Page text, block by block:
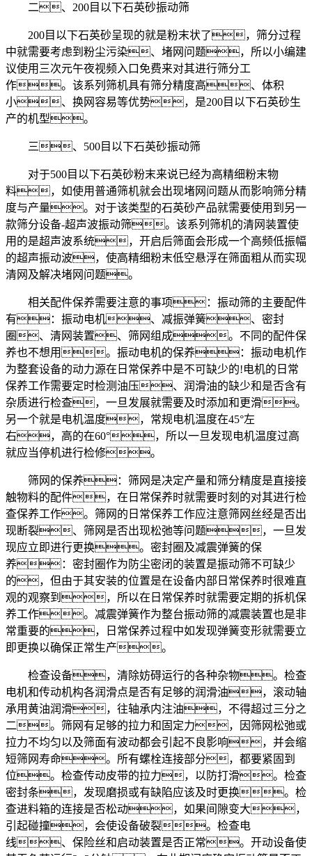
二、200目以下石英砂振动筛
200目以下石英砂呈现的就是粉末状了，筛分过程
中就需要考虑到粉尘污染、堵网问题，所以小编建
议使用三次元午夜视频入口免费来对其进行筛分工
作。该系列筛机具有筛分精度高、体积
小、换网容易等优势，是200目以下石英砂生
产的机型。
三、500目以下石英砂振动筛
对于500目以下石英砂粉末来说已经为高精细粉末物
料，如使用普通筛机就会出现堵网问题从而影响筛分精
度与产量。对于该类型的石英砂产品就需要使用到另一
款筛分设备-超声波振动筛。该系列筛机的清网装置使
用的是超声波系统，开启后筛面会形成一个高频低振幅
的超声振动波，使高精细粉末低空悬浮在筛面粗从而实现
清网及解决堵网问题。
相关配件保养需要注意的事项：振动筛的主要配件
有：振动电机、减振弹簧、密封
圈、清网装置、筛网组成。不同的配件保
养也不想用。振动电机的保养：振动电机作
为整套设备的动力源在日常保养中是不可缺少的!电机的日常
保养工作需要定时检测油压、润滑油的缺少和是否含有
杂质进行检查，一旦发展就需要及时添加和更滑。
另一个就是电机温度，常规电机温度在45°左
右，高的在60°，所以一旦发现电机温度过高
就应当停机进行检修。
筛网的保养：筛网是决定产量和筛分精度是直接接
触物料的配件，在日常保养时就需要时刻的对其进行检
查保养工作。筛网的日常保养工作应注意筛网丝经是否出
现断裂、筛网是否出现松弛等问题，一旦发
现应立即进行更换。密封圈及减震弹簧的保
养：密封圈作为防尘密闭的装置是振动筛不可缺少
的，但由于其安装的位置是在设备内部日常保养时很难直
观的观察到，所以在日常保养时就需要定期的拆机保
养工作。减震弹簧作为整台振动筛的减震装置也是非
常重要的，日常保养过程中如发现弹簧变形就需要立
即更换以确保正常生产。
检查设备，清除妨碍运行的各种杂物。检查
电机和传动机构各润滑点是否有足够的润滑油，滚动轴
承用黄油润滑，往轴承内注油，不得超过三分之
二。筛网有足够的拉力和固定力，因筛网松弛或
拉力不均匀以及筛面有波动都会引起不良影响，并会缩
短筛网寿命。所有螺栓连接部分，都要紧固到
位。检查传动皮带的拉力，以防打滑。检查
密封条，发现磨损或有缺陷应该及时更换。检
查进料箱的连接是否松动，如果间隙变大，
引起碰撞，会使设备破裂。检查电
线、保险丝和启动装置是否正常。开动设备使